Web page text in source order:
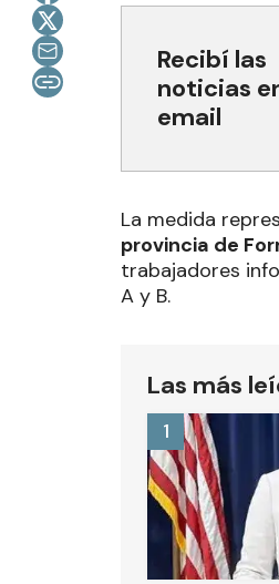
Recibí las
noticias
email
La medida
provincia de
trabajadores
A y B.
Las más
1